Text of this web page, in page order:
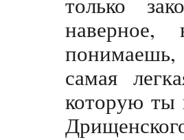
самая
которую ты